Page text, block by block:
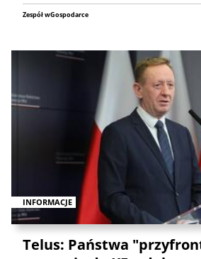
Zespół wGospodarce
INFORMACJE
Telus: Państwa